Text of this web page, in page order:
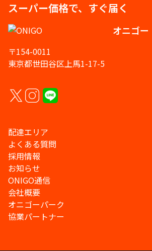
スーパー価格で、すぐ届く
オニゴー
〒154-0011
東京都世田谷区上馬1-17-5
配達エリア
よくある質問
採用情報
お知らせ
ONIGO通信
会社概要
オニゴーパーク
協業パートナー